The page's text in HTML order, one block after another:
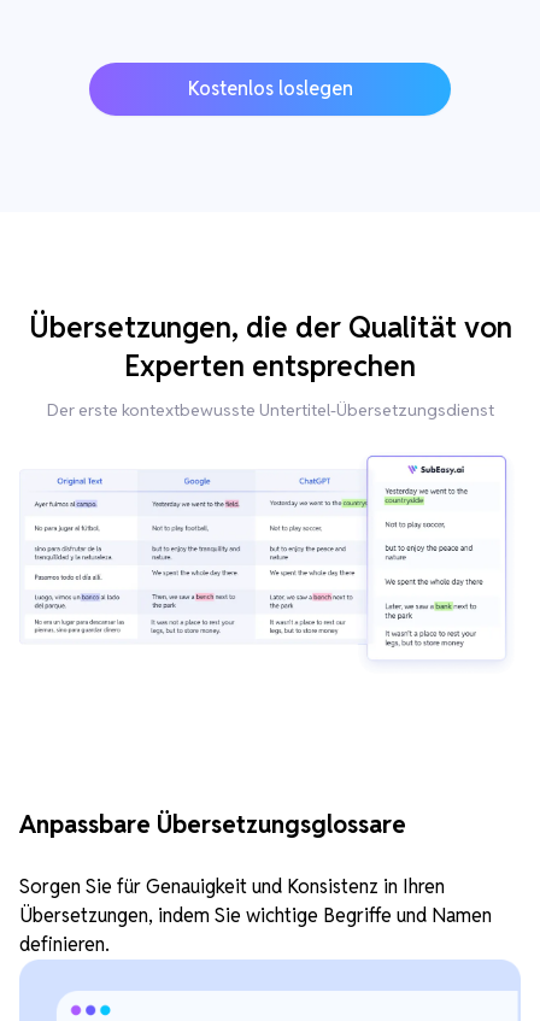
Kostenlos loslegen
Übersetzungen, die der Qualität von
Experten entsprechen
Der erste kontextbewusste Untertitel-Übersetzungsdienst
Anpassbare Übersetzungsglossare
Sorgen Sie für Genauigkeit und Konsistenz in Ihren
Übersetzungen, indem Sie wichtige Begriffe und Namen
definieren.